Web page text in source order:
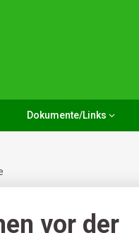
Dokumente/Links
vor der